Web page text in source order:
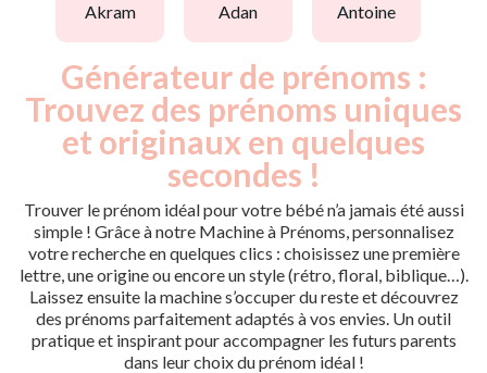
akram adan antoine
Générateur de prénoms :
Trouvez des prénoms uniques
et originaux en quelques
secondes !
Trouver le prénom idéal pour votre bébé n’a jamais été aussi
simple ! Grâce à notre Machine à Prénoms, personnalisez
votre recherche en quelques clics : choisissez une première
lettre, une origine ou encore un style (rétro, floral, biblique…).
Laissez ensuite la machine s’occuper du reste et découvrez
des prénoms parfaitement adaptés à vos envies. Un outil
pratique et inspirant pour accompagner les futurs parents
dans leur choix du prénom idéal !